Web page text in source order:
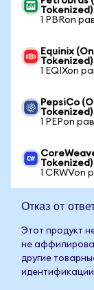
Tokenized)
1 PBRon
Equinix
Tokenized)
1 EQIXon
PepsiCo
Tokenized)
1 PEPon
Tokenized)
1 CRWVon
Отказ от
Этот продукт
не
другие